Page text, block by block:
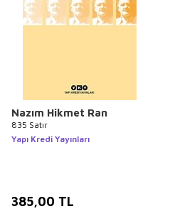
Nazım Hikmet Ran
835 Satır
Yapı Kredi Yayınları
385,00 TL